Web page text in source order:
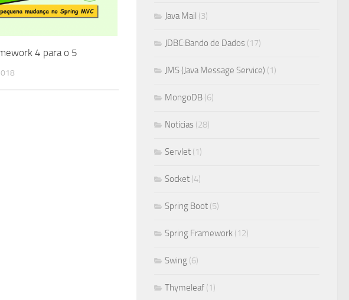
4 para o 5
Java Mail (3)
JDBC:Bando de Dados (17)
JMS (Java Message Service) (1)
MongoDB (6)
Noticias (28)
Servlet (1)
Socket (4)
Spring Boot (5)
Spring Framework (12)
Swing (6)
Thymeleaf (1)